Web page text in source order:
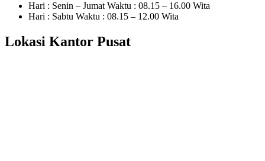
Hari : Senin – Jumat Waktu : 08.15 – 16.00 Wita
Hari : Sabtu Waktu : 08.15 – 12.00 Wita
Lokasi Kantor Pusat